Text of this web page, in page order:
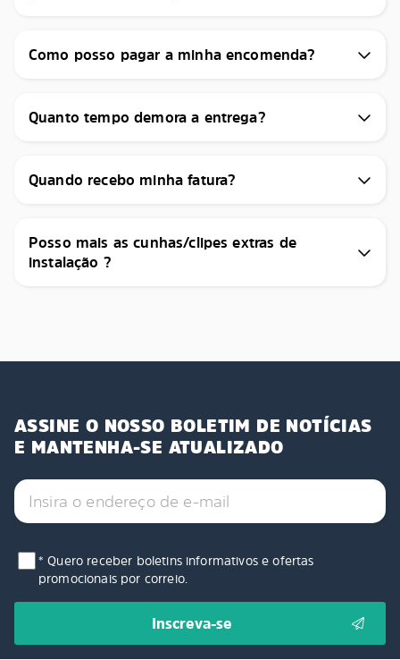
Como posso pagar a minha encomenda?
Quanto tempo demora a entrega?
Quando recebo minha fatura?
Posso mais as cunhas/clipes extras de
instalação ?
ASSINE O NOSSO BOLETIM DE NOTÍCIAS
E MANTENHA-SE ATUALIZADO
* Quero receber boletins informativos e ofertas
promocionais por correio.